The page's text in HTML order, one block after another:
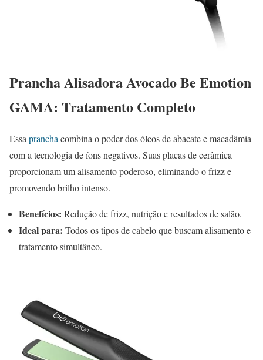
Prancha Alisadora Avocado Be Emotion
GAMA: Tratamento Completo
Essapranchacombina o poder dos óleos de abacate e macadâmia
com a tecnologia de íons negativos. Suas placas de cerâmica
proporcionam um alisamento poderoso, eliminando o frizz e
promovendo brilho intenso.
Benefícios: Redução de frizz, nutrição e resultados de salão.
Ideal para: Todos os tipos de cabelo que buscam alisamento e
tratamento simultâneo.